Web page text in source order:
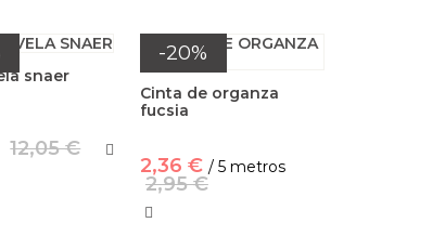
snaer
12,05 €
-20%
Cinta de organza
fucsia
2,36 € / 5 metros
2,95 €